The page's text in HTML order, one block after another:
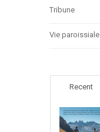
Tribune
Vie paroissiale
Recent